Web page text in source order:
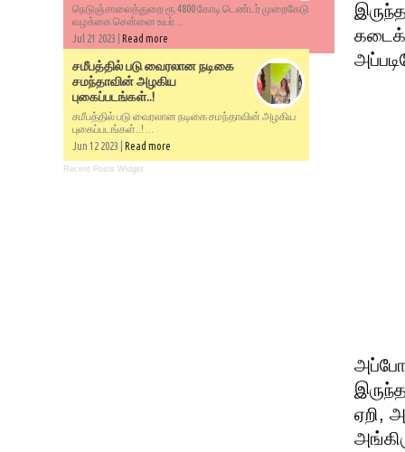
ஏறி,
நெடுஞ்சாலைத்துறை ரூ.4800 கோடி டெண்டர் முறைகேடு
வழக்கை சென்னை உயர்...
Jul 21 2023 | Read more
சமீபத்தில் படு வைரலான நடிகை
சமந்தாவின் அழகிய
புகைப்படங்கள்..!
சமீபத்தில் படு வைரலான நடிகை சமந்தாவின் அழகிய
புகைப்படங்கள்..! ...
Jun 12 2023 | Read more
Recent Posts Widget